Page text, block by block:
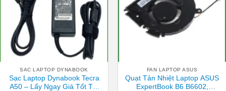
SAC LAPTOP DYNABOOK
Sạc Laptop Dynabook Tecra
A50 – Lấy Ngay Giá Tốt Tại
FAN LAPTOP ASUS
Quạt Tản Nhiệt Laptop ASUS
ExpertBook B6 B6602,